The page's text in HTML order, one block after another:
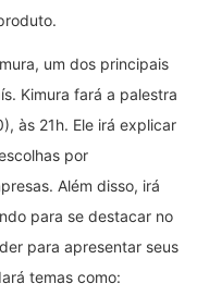
um dos principais
Kimura fará a palestra
às 21h. Ele irá explicar
por
Além disso, irá
para se destacar no
para apresentar seus
temas como: